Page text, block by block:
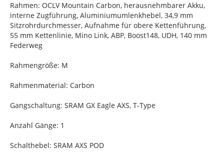
Rahmen: OCLV Mountain Carbon, herausnehmbarer Akku,
interne Zugführung, Aluminiumumlenkhebel, 34,9 mm
Sitzrohrdurchmesser, Aufnahme für obere Kettenführung,
55 mm Kettenlinie, Mino Link, ABP, Boost148, UDH, 140 mm
Federweg
Rahmengröße: M
Rahmenmaterial: Carbon
Gangschaltung: SRAM GX Eagle AXS, T-Type
Anzahl Gänge: 1
Schalthebel: SRAM AXS POD